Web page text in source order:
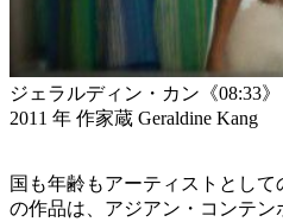
ジェラルディン・カン《08:33
2011 年 作家蔵 Geraldine Kang
国も年齢もアーティストとし
の作品は、アジアン・コンテ